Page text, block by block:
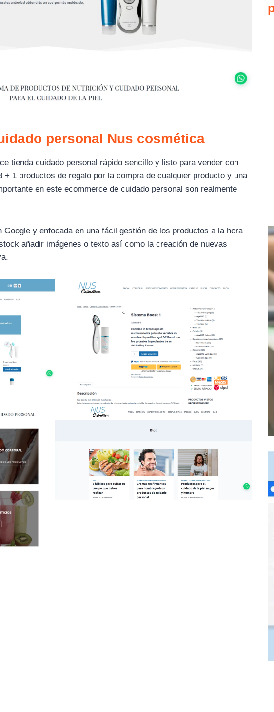
personal Nus cosmética
tienda cuidado personal rápido sencillo y listo para vender con
1 productos de regalo por la compra de cualquier producto y una
en este ecommerce de cuidado personal son realmente
Google y enfocada en una fácil gestión de los productos a la hora
añadir imágenes o texto así como la creación de nuevas